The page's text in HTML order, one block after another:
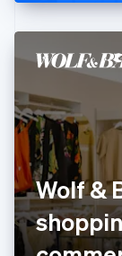
Wolf &
English
Espanha
Estados
Estônia
English
Finlândia
English
França
Français
Gibraltar
English
Grécia